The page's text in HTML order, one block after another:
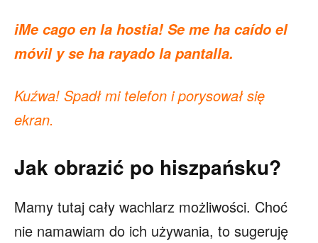
iMe cago en la hostia! Se me ha caído el
móvil y se ha rayado la pantalla.
Kuźwa! Spadł mi telefon i porysował się
ekran.
Jak obrazić po hiszpańsku?
Mamy tutaj cały wachlarz możliwości. Choć
nie namawiam do ich używania, to sugeruję